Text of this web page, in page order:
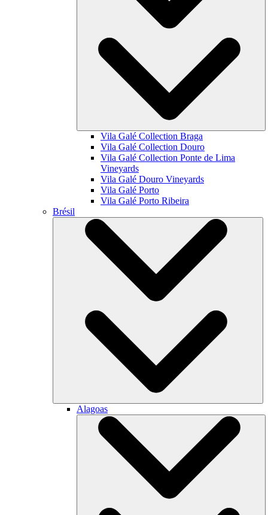
Vila Galé Collection Braga
Vila Galé Collection Douro
Vila Galé Collection Ponte de Lima
Vineyards
Vila Galé Douro Vineyards
Vila Galé Porto
Vila Galé Porto Ribeira
Brésil
Alagoas